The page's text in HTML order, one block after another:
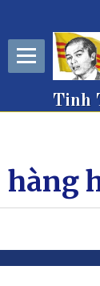
Tinh
hàng